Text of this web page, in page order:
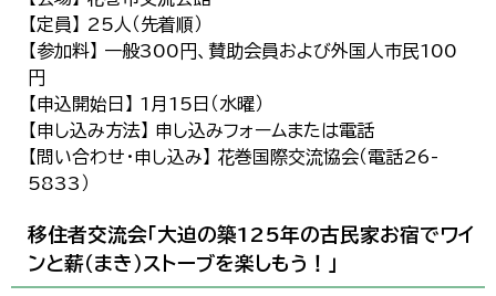
【定員】 25人（先着順）
【参加料】 一般300円、賛助会員および外国人市民100
円
【申込開始日】 1月15日（水曜）
【申し込み方法】 申し込みフォームまたは電話
【問い合わせ・申し込み】 花巻国際交流協会（電話26-
5833）
移住者交流会「大迫の築125年の古民家お宿でワイ
ンと薪（まき）ストーブを楽しもう！」